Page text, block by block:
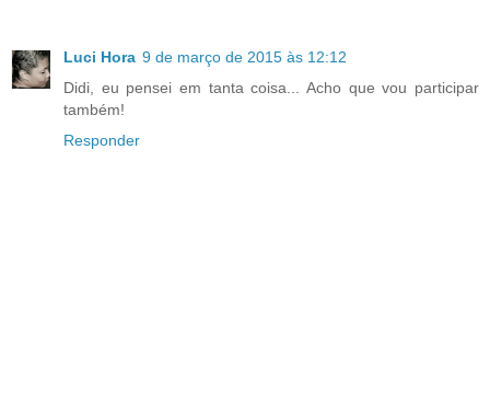
Luci Hora 9 de março de 2015 às 12:12
Didi, eu pensei em tanta coisa... Acho que vou participar
também!
Responder